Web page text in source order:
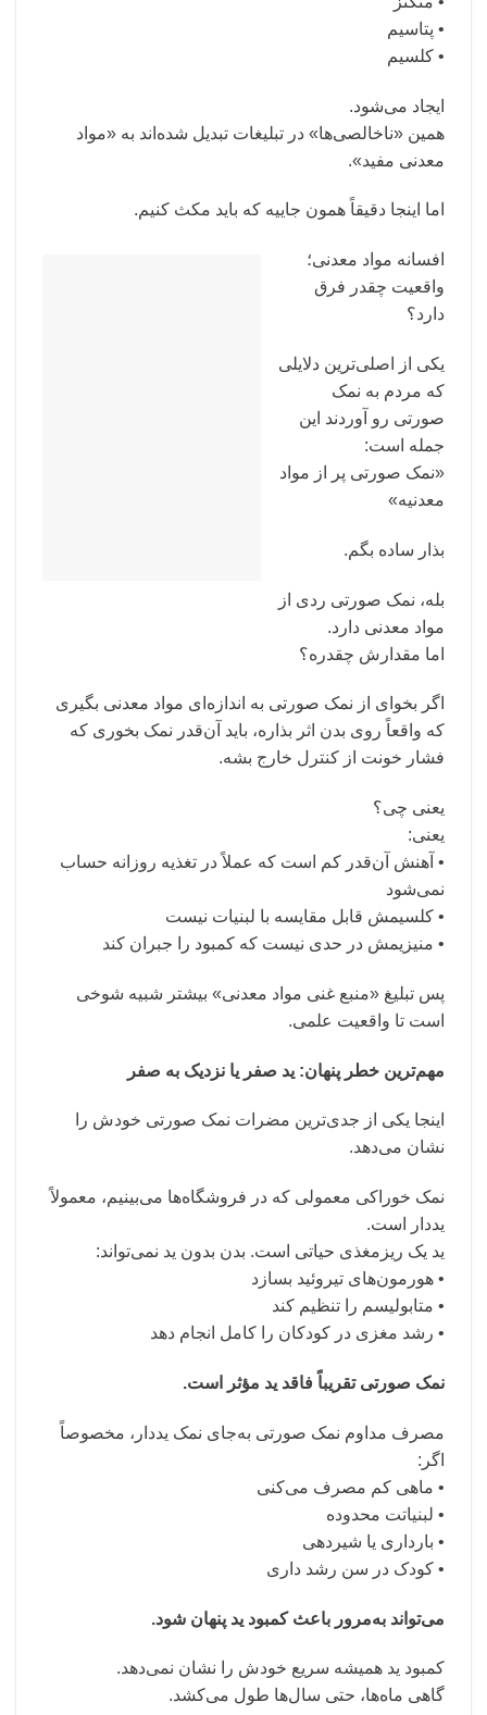
• پتاسیم
• کلسیم
ایجاد می‌شود.
همین «ناخالصی‌ها» در تبلیغات تبدیل شده‌اند به «مواد
معدنی مفید».
اما اینجا دقیقاً همون جاییه که باید مکث کنیم.
افسانه مواد معدنی؛
واقعیت چقدر فرق
دارد؟
یکی از اصلی‌ترین دلایلی
که مردم به نمک
صورتی رو آوردند این
جمله است:
«نمک صورتی پر از مواد
معدنیه»
بذار ساده بگم.
بله، نمک صورتی ردی از
مواد معدنی دارد.
اما مقدارش چقدره؟
اگر بخوای از نمک صورتی به اندازه‌ای مواد معدنی بگیری
که واقعاً روی بدن اثر بذاره، باید آن‌قدر نمک بخوری که
فشار خونت از کنترل خارج بشه.
یعنی چی؟
یعنی:
• آهنش آن‌قدر کم است که عملاً در تغذیه روزانه حساب
نمی‌شود
• کلسیمش قابل مقایسه با لبنیات نیست
• منیزیمش در حدی نیست که کمبود را جبران کند
پس تبلیغ «منبع غنی مواد معدنی» بیشتر شبیه شوخی
است تا واقعیت علمی.
مهم‌ترین خطر پنهان: ید صفر یا نزدیک به صفر
اینجا یکی از جدی‌ترین مضرات نمک صورتی خودش را
نشان می‌دهد.
نمک خوراکی معمولی که در فروشگاه‌ها می‌بینیم، معمولاً
یددار است.
ید یک ریزمغذی حیاتی است. بدن بدون ید نمی‌تواند:
• هورمون‌های تیروئید بسازد
• متابولیسم را تنظیم کند
• رشد مغزی در کودکان را کامل انجام دهد
نمک صورتی تقریباً فاقد ید مؤثر است.
مصرف مداوم نمک صورتی به‌جای نمک یددار، مخصوصاً
اگر:
• ماهی کم مصرف می‌کنی
• لبنیاتت محدوده
• بارداری یا شیردهی
• کودک در سن رشد داری
می‌تواند به‌مرور باعث کمبود ید پنهان شود.
کمبود ید همیشه سریع خودش را نشان نمی‌دهد.
گاهی ماه‌ها، حتی سال‌ها طول می‌کشد.